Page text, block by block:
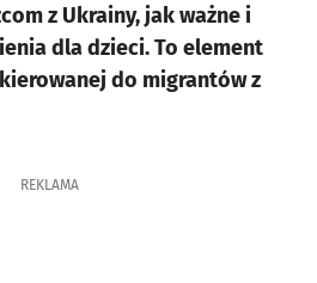
z Ukrainy, jak ważne i
dla dzieci. To element
do migrantów z
REKLAMA